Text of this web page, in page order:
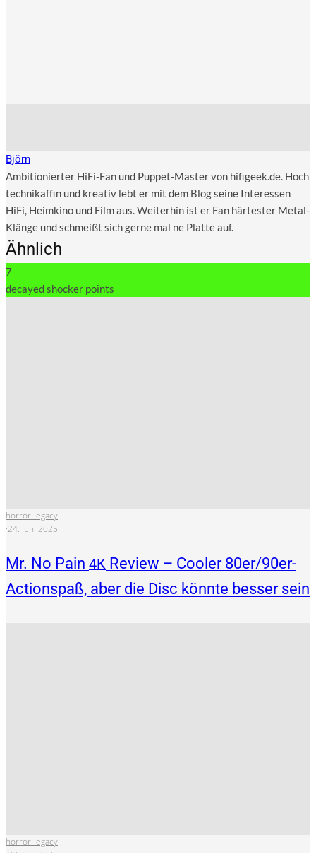
Björn
Ambitionierter HiFi-Fan und Puppet-Master von hifigeek.de. Hoch
technikaffin und kreativ lebt er mit dem Blog seine Interessen
HiFi, Heimkino und Film aus. Weiterhin ist er Fan härtester Metal-
Klänge und schmeißt sich gerne mal ne Platte auf.
Ähnlich
7
decayed shocker points
horror-legacy
·24. Juni 2025
Mr. No Pain 4K Review – Cooler 80er/90er-
Actionspaß, aber die Disc könnte besser sein
horror-legacy